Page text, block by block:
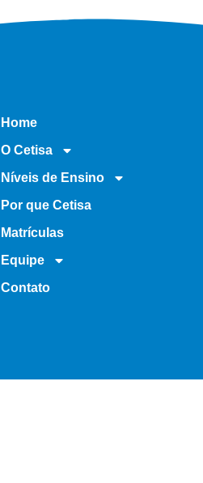
Home
O Cetisa
Níveis de Ensino
Por que Cetisa
Matrículas
Equipe
Contato